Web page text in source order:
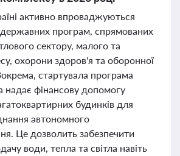
активно впроваджуються
програм, спрямованих
сектору, малого та
охорони здоров'я та оборонної
стартувала програма
надає фінансову допомогу
будинків для
автономного
Це дозволить забезпечити
води, тепла та світла навіть